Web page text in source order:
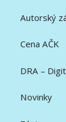
Autorský
Cena AČK
DRA –
Novinky